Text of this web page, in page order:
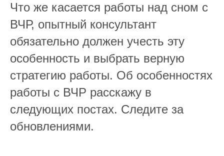
Что же касается работы над сном с
ВЧР, опытный консультант
обязательно должен учесть эту
особенность и выбрать верную
стратегию работы. Об особенностях
работы с ВЧР расскажу в
следующих постах. Следите за
обновлениями.